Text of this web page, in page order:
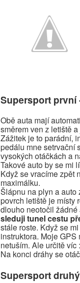
Supersport první
Obě auta mají
směrem ven z letiště
Zážitek je to parádní,
pedálu mne setrvační
vysokých otáčkách a
Takové auto by se mi
Když se vracíme zpět
maximálku.
Šlápnu na plyn a auto
povrch letiště je místy
dlouho neotočil
sleduji tunel cestu
stále roste. Když se
instruktora. Moje
netuším. Ale určitě víc
Na konci dráhy se
Supersport